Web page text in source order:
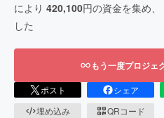
により 420,100円の資金を集め、
した
もう一度プロジェ
ポスト シェア
埋め込み
QRコード